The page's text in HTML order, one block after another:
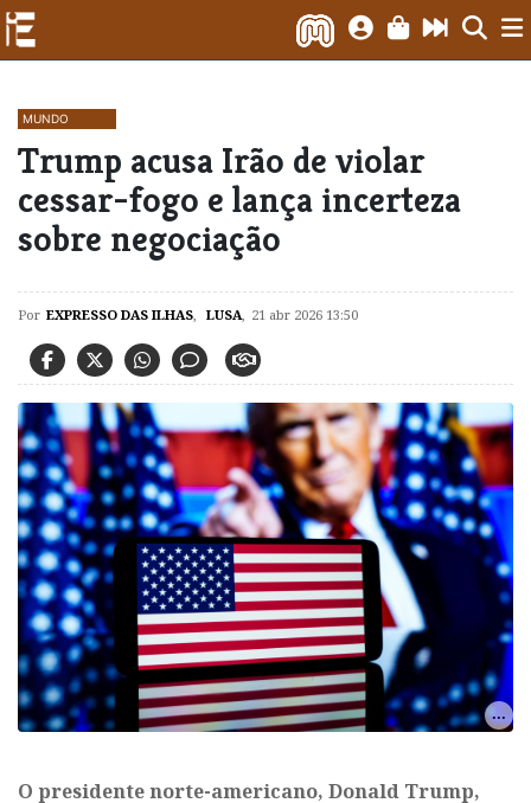
MUNDO
Trump acusa Irão de violar
cessar-fogo e lança incerteza
sobre negociação
Por EXPRESSO DAS ILHAS, LUSA, 21 abr 2026 13:50
O presidente norte-americano, Donald Trump,